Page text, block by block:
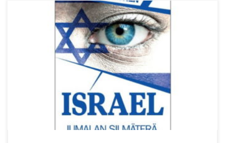
Viime aikoina on virinnyt keskustelua korvausteologiasta.
Olen itsekin tuota keskustelua ollut lietsomassa, koska
pidän sitä tarpeellisena. Kuva ja Sana julkaisi […]